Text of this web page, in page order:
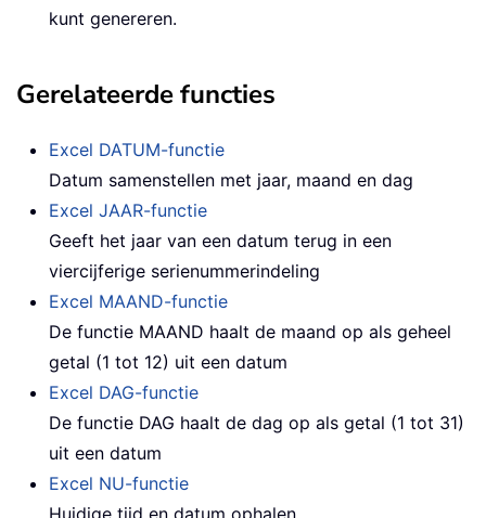
kunt genereren.
Gerelateerde functies
Excel DATUM-functie
Datum samenstellen met jaar, maand en dag
Excel JAAR-functie
Geeft het jaar van een datum terug in een
viercijferige serienummerindeling
Excel MAAND-functie
De functie MAAND haalt de maand op als geheel
getal (1 tot 12) uit een datum
Excel DAG-functie
De functie DAG haalt de dag op als getal (1 tot 31)
uit een datum
Excel NU-functie
Huidige tijd en datum ophalen